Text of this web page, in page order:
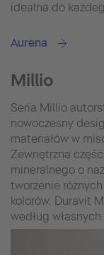
idealna do
Aurena
Millio
Seria Millio
nowoczesny
materiałów w
Zewnętrzna
mineralnego o
tworzenie
kolorów. Duravit
według